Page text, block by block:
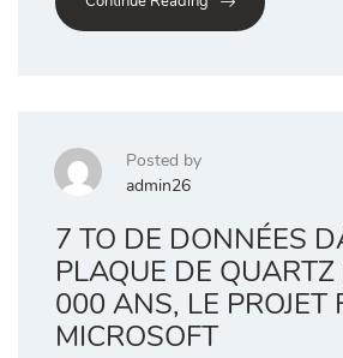
Posted by
admin26
7 TO DE DONNÉES
PLAQUE DE
000 ANS, LE PROJET
MICROSOFT